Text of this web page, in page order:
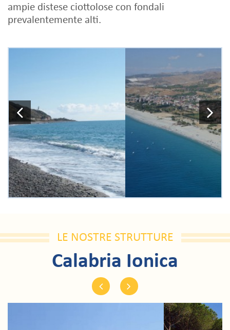
ampie distese ciottolose con fondali
prevalentemente alti.
LE NOSTRE STRUTTURE
Calabria Ionica
PreviousNext